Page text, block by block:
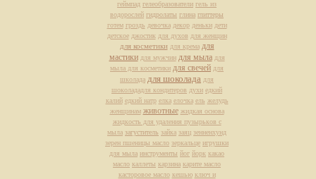
геймпад гелеобразователи гель из
водорослей гидролаты глина глиттеры
готем гроздь девочка декор деньки дети
детское джостик для духов для женщин
для косметики для крема для
мастики для мужчин для мыла для
мыла для косметики для свечей для
школада для шоколада для
шоколададля кондитеров духи едкий
калий едкий натр елка елочка ель желудь
женщинам животные жидкая основа
жидкость для удаления пузырьков с
мыла загуститель зайка заяц зенненхунд
зерен пшеницы масло зеркальце игрушки
для мыла инструменты йог йорк какао
масло каллеты карзина карите масло
касторовое масло кешью ключ и